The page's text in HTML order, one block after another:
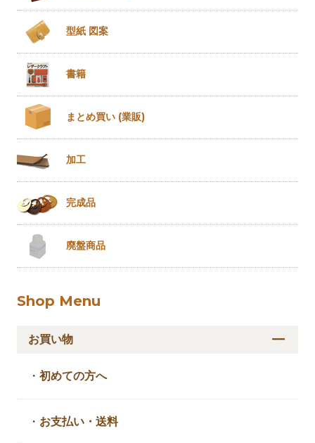
型紙 図案
書籍
まとめ買い (業販)
加工
完成品
廃盤商品
Shop Menu
お買い物
・初めての方へ
・ お支払い・送料